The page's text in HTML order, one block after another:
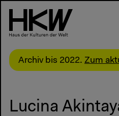
Archiv bis 2022. Zum
Lucina